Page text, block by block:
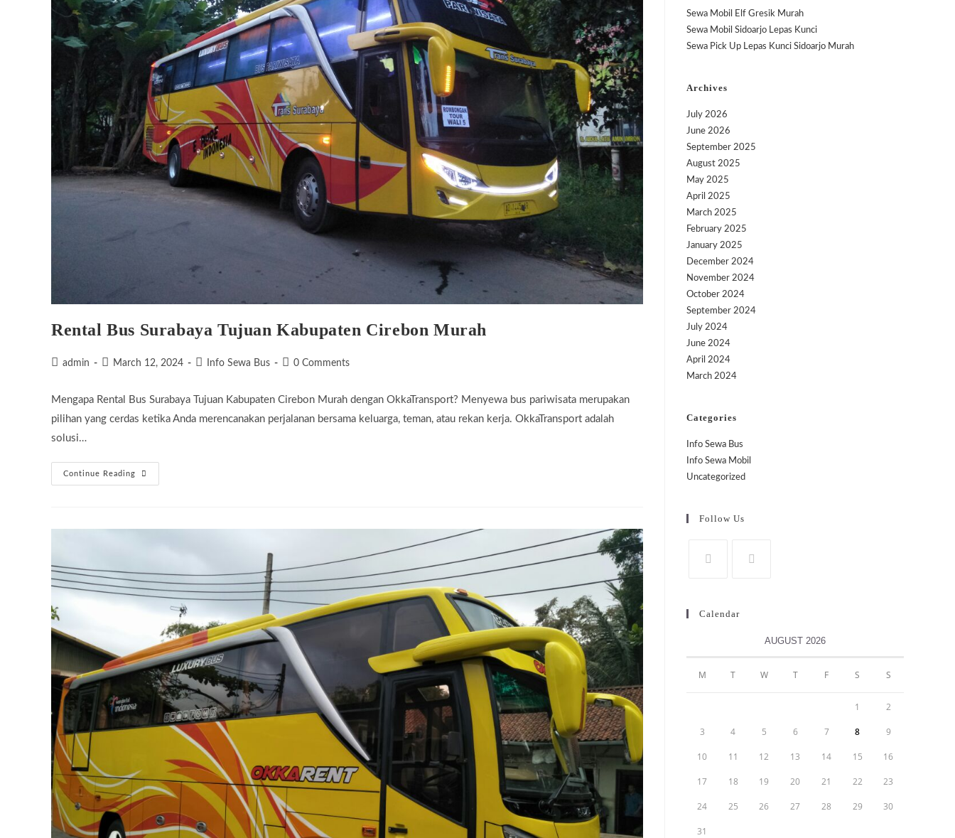
Rental Bus Surabaya Tujuan Kabupaten Cirebon Murah
Postadmin
PostMarch 12, 2024
PostInfo Sewa Bus
Post0 Comments
Mengapa Rental Bus Surabaya Tujuan Kabupaten Cirebon Murah dengan OkkaTransport? Menyewa bus pariwisata merupakan
pilihan yang cerdas ketika Anda merencanakan perjalanan bersama keluarga, teman, atau rekan kerja. OkkaTransport adalah
solusi…
Continue Reading
Rental
Bus
Sewa Mobil Elf Gresik Murah
Sewa Mobil Sidoarjo Lepas Kunci
Sewa Pick Up Lepas Kunci Sidoarjo Murah
Archives
July 2026
June 2026
September 2025
August 2025
May 2025
April 2025
March 2025
February 2025
January 2025
December 2024
November 2024
October 2024
September 2024
July 2024
June 2024
April 2024
March 2024
Categories
Info Sewa Bus
Info Sewa Mobil
Uncategorized
Follow Us
Calendar
AUGUST 2026
M T W T F S S
1 2
3 4 5 6 7 8 9
10 11 12 13 14 15 16
17 18 19 20 21 22 23
24 25 26 27 28 29 30
31